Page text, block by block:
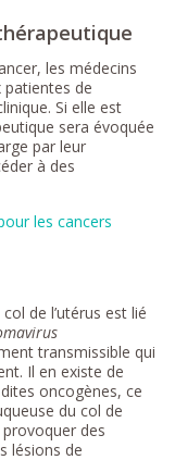
les médecins
patientes de
Si elle est
sera évoquée
par leur
à des
les cancers
de l’utérus est lié
transmissible qui
Il en existe de
oncogènes, ce
du col de
des
lésions de